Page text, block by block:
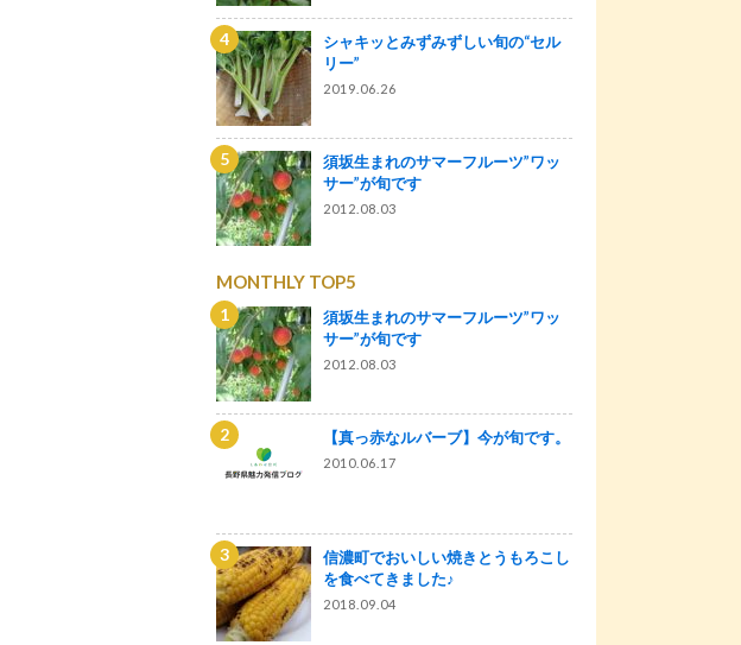
シャキッとみずみずしい旬の“セル
リー”
2019.06.26
須坂生まれのサマーフルーツ”ワッ
サー”が旬です
2012.08.03
MONTHLY TOP5
須坂生まれのサマーフルーツ”ワッ
サー”が旬です
2012.08.03
【真っ赤なルバーブ】今が旬です。
2010.06.17
信濃町でおいしい焼きとうもろこし
を食べてきました♪
2018.09.04